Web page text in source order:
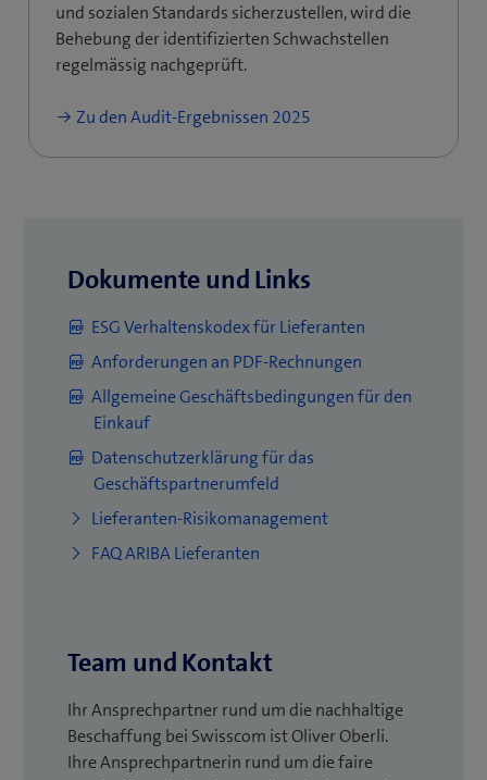
und sozialen Standards sicherzustellen, wird die
Behebung der identifizierten Schwachstellen
regelmässig nachgeprüft.
Zu den Audit-Ergebnissen 2025
Dokumente und Links
ESG Verhaltenskodex für Lieferanten
Anforderungen an PDF-Rechnungen
Allgemeine Geschäftsbedingungen für den
Einkauf
Datenschutzerklärung für das
Geschäftspartnerumfeld
Lieferanten-Risikomanagement
FAQ ARIBA Lieferanten
Team und Kontakt
Ihr Ansprechpartner rund um die nachhaltige
Beschaffung bei Swisscom ist Oliver Oberli.
Ihre Ansprechpartnerin rund um die faire